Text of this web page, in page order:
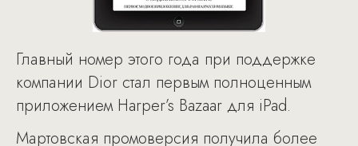
Главный номер этого года при поддержке
компании Dior стал первым полноценным
приложением Harper’s Bazaar для iPad.
Мартовская промоверсия получила более